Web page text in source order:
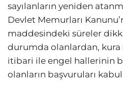
sayılanların yeniden
Devlet Memurları
maddesindeki süreler
durumda olanlardan, kura
itibari ile engel hallerinin
olanların başvuruları